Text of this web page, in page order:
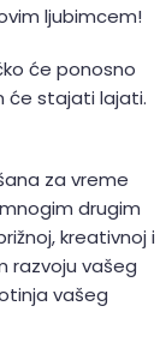
ljubimcem!
će ponosno
će stajati lajati.
za vreme
drugim
kreativnoj i
razvoju vašeg
vašeg